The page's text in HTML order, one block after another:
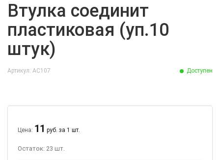
Втулка соединит
пластиковая (уп.10
штук)
Артикул: AC107 Доступен
Цена: 11 руб. за 1 шт.
Остаток: 23 шт.